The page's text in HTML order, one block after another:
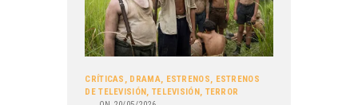
CRÍTICAS , DRAMA, ESTRENOS, ESTRENOS
DE TELEVISIÓN, TELEVISIÓN, TERROR